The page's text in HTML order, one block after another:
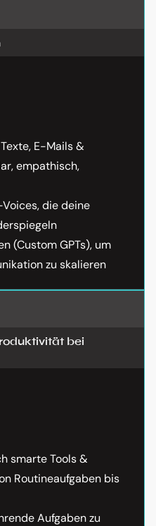
E-Mails &
empathisch,
die deine
(Custom GPTs), um
zu skalieren
bei
smarte Tools &
Routineaufgaben bis
Aufgaben zu